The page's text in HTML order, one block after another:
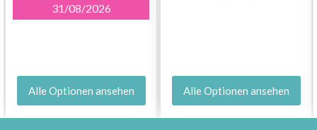
31/08/2026
Alle Optionen ansehen Alle Optionen ansehen